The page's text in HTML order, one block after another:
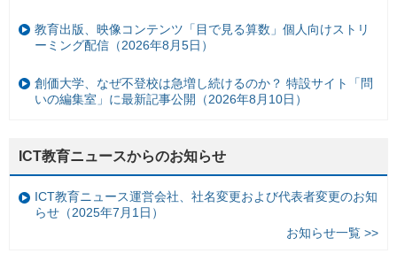
教育出版、映像コンテンツ「目で見る算数」個人向けストリ
ーミング配信（2026年8月5日）
創価大学、なぜ不登校は急増し続けるのか？ 特設サイト「問
いの編集室」に最新記事公開（2026年8月10日）
ICT教育ニュースからのお知らせ
ICT教育ニュース運営会社、社名変更および代表者変更のお知
らせ（2025年7月1日）
お知らせ一覧 >>